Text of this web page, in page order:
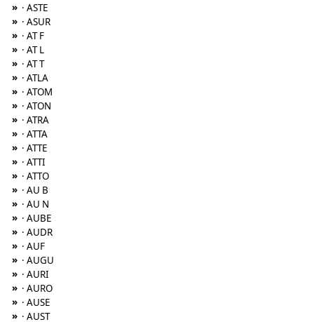
» · ASTE
» · ASUR
» · AT F
» · AT L
» · AT T
» · ATLA
» · ATOM
» · ATON
» · ATRA
» · ATTA
» · ATTE
» · ATTI
» · ATTO
» · AU B
» · AU N
» · AUBE
» · AUDR
» · AUF
» · AUGU
» · AURI
» · AURO
» · AUSE
» · AUST